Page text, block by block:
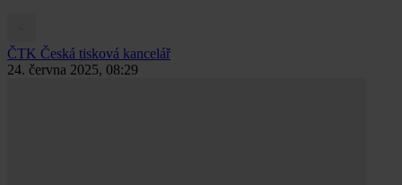
ČTK Česká tisková kancelář
24. června 2025, 08:29